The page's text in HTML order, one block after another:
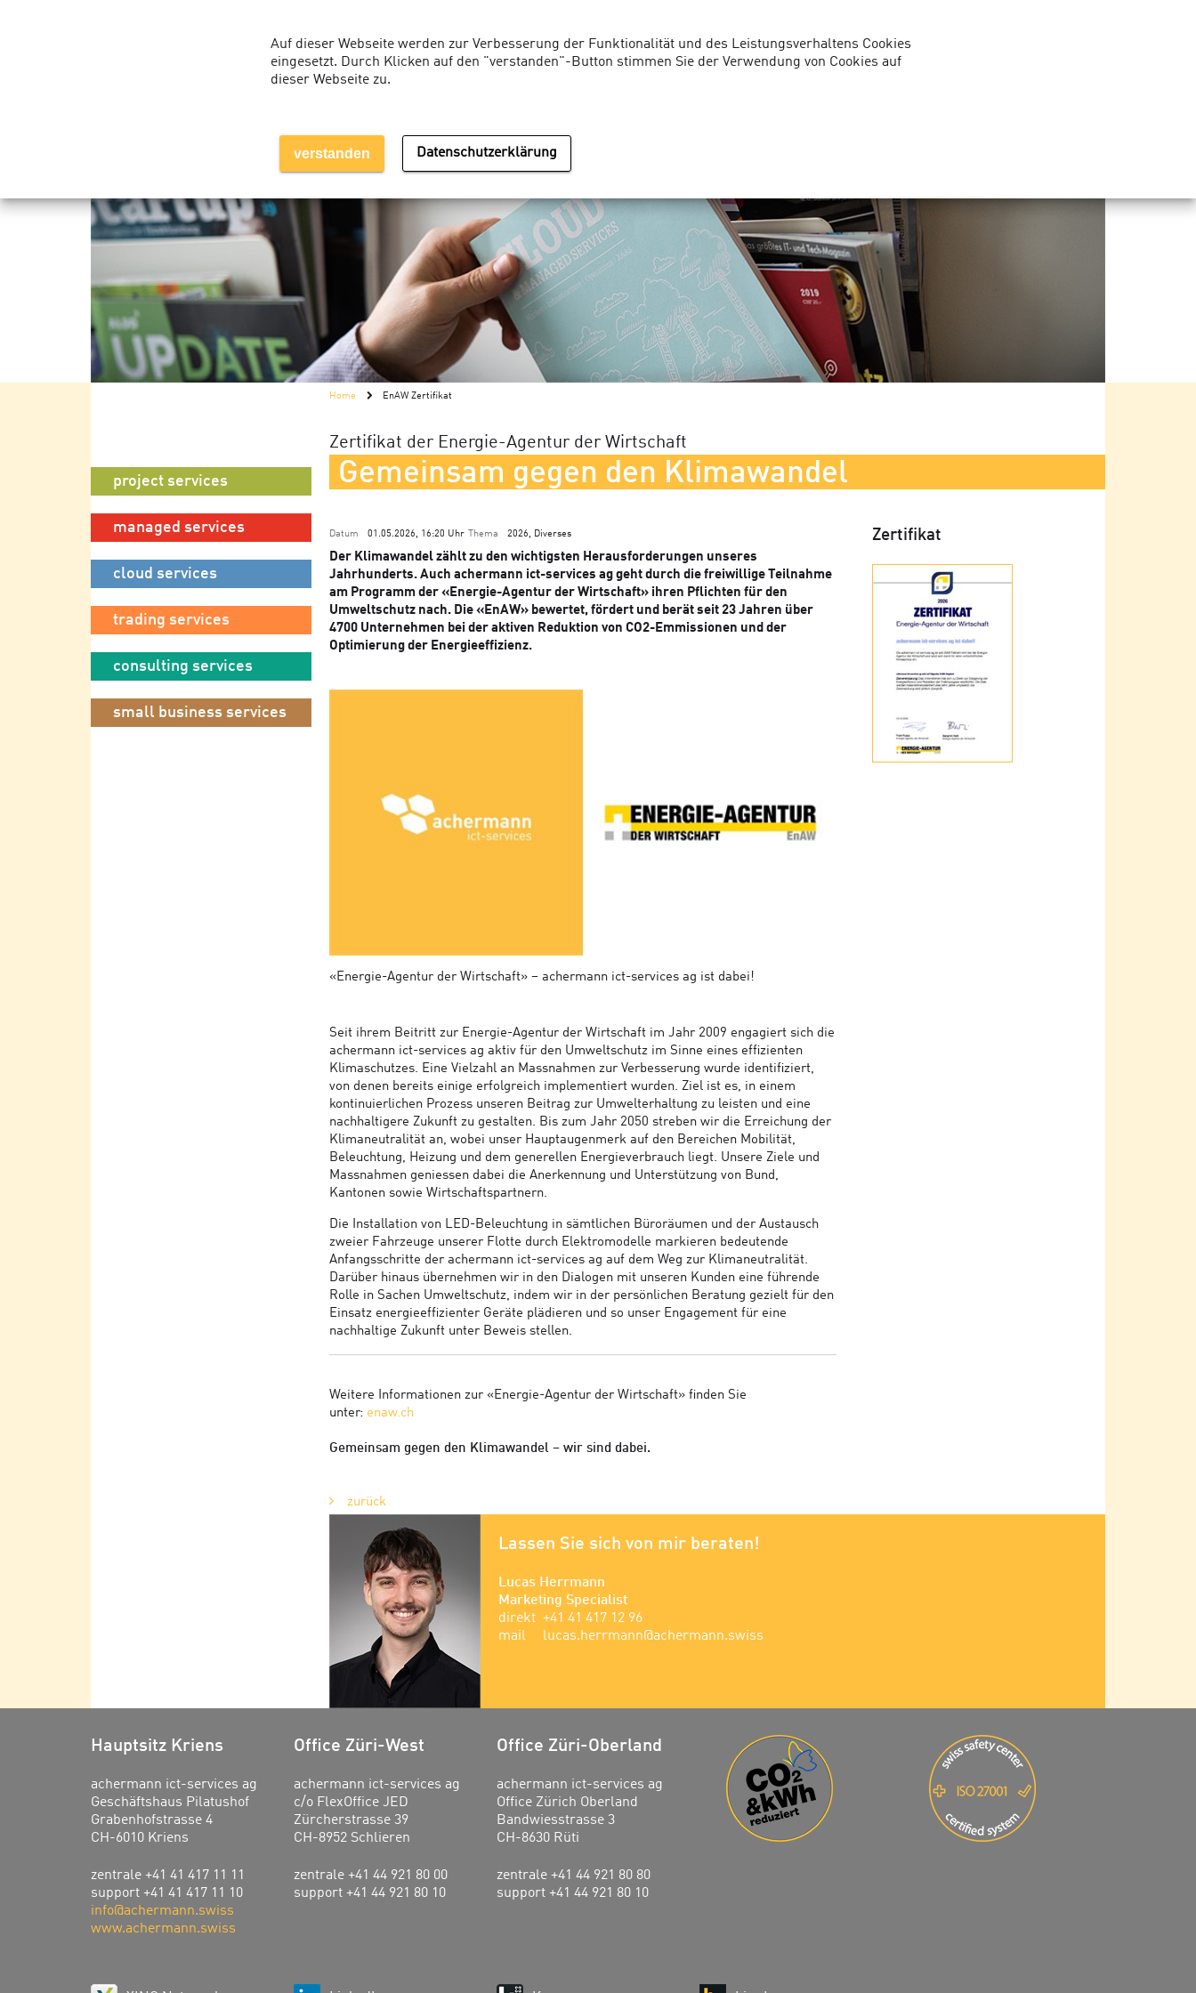
Über uns
project services
managed services
cloud services
trading services
consulting services
small business services
Home EnAW Zertifikat
Zertifikat der Energie-Agentur der Wirtschaft
Gemeinsam gegen den Klimawandel
Datum 01.05.2026, 16:20 Uhr Thema 2026, Diverses
Der Klimawandel zählt zu den wichtigsten Herausforderungen unseres
Jahrhunderts. Auch achermann ict-services ag geht durch die freiwillige Teilnahme
am Programm der «Energie-Agentur der Wirtschaft» ihren Pflichten für den
Umweltschutz nach. Die «EnAW» bewertet, fördert und berät seit 23 Jahren über
4700 Unternehmen bei der aktiven Reduktion von CO2-Emmissionen und der
Optimierung der Energieeffizienz.
«Energie-Agentur der Wirtschaft» – achermann ict-services ag ist dabei!
Seit ihrem Beitritt zur Energie-Agentur der Wirtschaft im Jahr 2009 engagiert sich die
achermann ict-services ag aktiv für den Umweltschutz im Sinne eines effizienten
Klimaschutzes. Eine Vielzahl an Massnahmen zur Verbesserung wurde identifiziert,
von denen bereits einige erfolgreich implementiert wurden. Ziel ist es, in einem
kontinuierlichen Prozess unseren Beitrag zur Umwelterhaltung zu leisten und eine
nachhaltigere Zukunft zu gestalten. Bis zum Jahr 2050 streben wir die Erreichung der
Klimaneutralität an, wobei unser Hauptaugenmerk auf den Bereichen Mobilität,
Beleuchtung, Heizung und dem generellen Energieverbrauch liegt. Unsere Ziele und
Massnahmen geniessen dabei die Anerkennung und Unterstützung von Bund,
Kantonen sowie Wirtschaftspartnern.
Die Installation von LED-Beleuchtung in sämtlichen Büroräumen und der Austausch
zweier Fahrzeuge unserer Flotte durch Elektromodelle markieren bedeutende
Anfangsschritte der achermann ict-services ag auf dem Weg zur Klimaneutralität.
Darüber hinaus übernehmen wir in den Dialogen mit unseren Kunden eine führende
Rolle in Sachen Umweltschutz, indem wir in der persönlichen Beratung gezielt für den
Einsatz energieeffizienter Geräte plädieren und so unser Engagement für eine
nachhaltige Zukunft unter Beweis stellen.
Weitere Informationen zur «Energie-Agentur der Wirtschaft» finden Sie
unter: enaw.ch
Gemeinsam gegen den Klimawandel – wir sind dabei.
zurück
Zertifikat
Lassen Sie sich von mir beraten!
Lucas Herrmann
Marketing Specialist
direkt +41 41 417 12 96
mail
lucas.herrmann@achermann.swiss
Hauptsitz Kriens
achermann ict-services ag
Geschäftshaus Pilatushof
Grabenhofstrasse 4
CH-6010 Kriens
zentrale +41 41 417 11 11
support +41 41 417 11 10
info@achermann.swiss
www.achermann.swiss
Office Züri-West
achermann ict-services ag
c/o FlexOffice JED
Zürcherstrasse 39
CH-8952 Schlieren
zentrale +41 44 921 80 00
support +41 44 921 80 10
Office Züri-Oberland
achermann ict-services ag
Office Zürich Oberland
Bandwiesstrasse 3
CH-8630 Rüti
zentrale +41 44 921 80 80
support +41 44 921 80 10
Auf dieser Webseite werden zur Verbesserung der Funktionalität und des Leistungsverhaltens Cookies
eingesetzt. Durch Klicken auf den "verstanden"-Button stimmen Sie der Verwendung von Cookies auf
dieser Webseite zu.
verstanden Datenschutzerklärung